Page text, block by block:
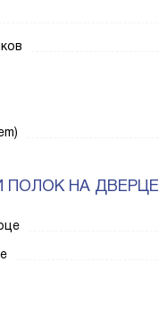
ПОЛОК НА ДВЕРЦЕ